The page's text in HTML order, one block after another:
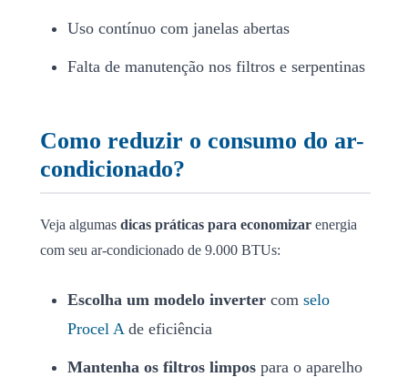
Uso contínuo com janelas abertas
Falta de manutenção nos filtros e serpentinas
Como reduzir o consumo do ar-
condicionado?
Veja algumas dicas práticas para economizar energia
com seu ar-condicionado de 9.000 BTUs:
Escolha um modelo inverter com selo
Procel A de eficiência
Mantenha os filtros limpos para o aparelho